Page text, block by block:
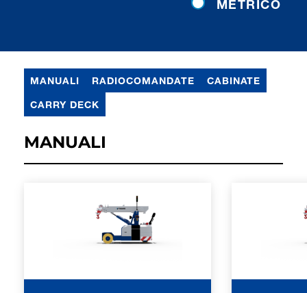
METRICO
MANUALI RADIOCOMANDATE CABINATE
CARRY DECK
MANUALI